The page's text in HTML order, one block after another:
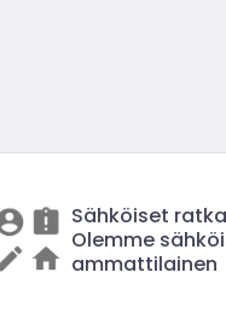
Sähköiset
Olemme
ammattilainen